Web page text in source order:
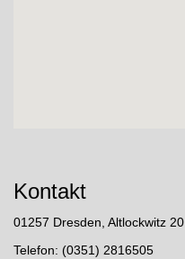
Kontakt
01257 Dresden, Altlockwitz 20
Telefon: (0351) 2816505